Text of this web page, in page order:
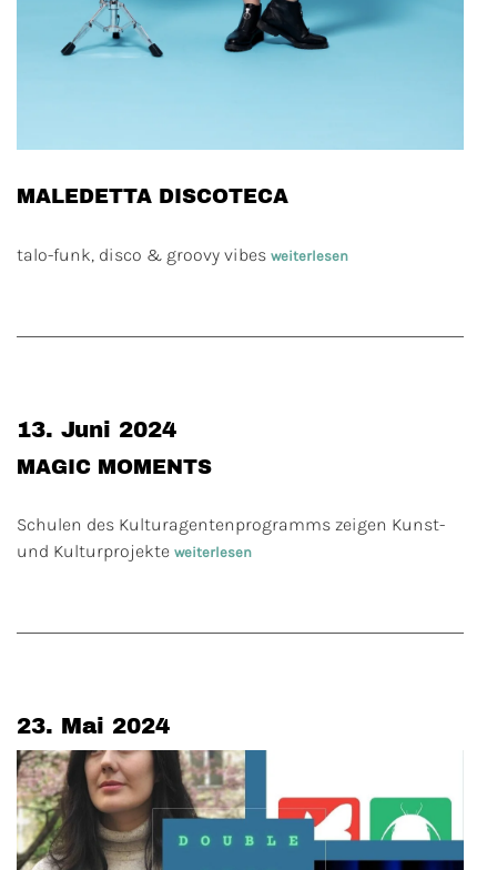
MALEDETTA DISCOTECA
talo-funk, disco & groovy vibes weiterlesen
13. Juni 2024
MAGIC MOMENTS
Schulen des Kulturagentenprogramms zeigen Kunst-
und Kulturprojekte weiterlesen
23. Mai 2024